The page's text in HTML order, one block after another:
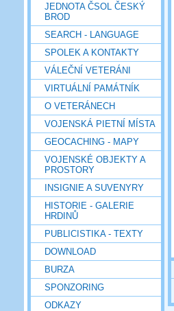
JEDNOTA ČSOL ČESKÝ
BROD
SEARCH - LANGUAGE
SPOLEK A KONTAKTY
VÁLEČNÍ VETERÁNI
VIRTUÁLNÍ PAMÁTNÍK
O VETERÁNECH
VOJENSKÁ PIETNÍ MÍSTA
GEOCACHING - MAPY
VOJENSKÉ OBJEKTY A
PROSTORY
INSIGNIE A SUVENYRY
HISTORIE - GALERIE
HRDINŮ
PUBLICISTIKA - TEXTY
DOWNLOAD
BURZA
SPONZORING
ODKAZY